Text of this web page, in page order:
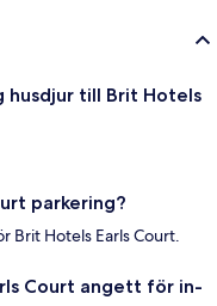
till Brit Hotels
parkering?
Brit Hotels Earls Court.
Court angett för in-